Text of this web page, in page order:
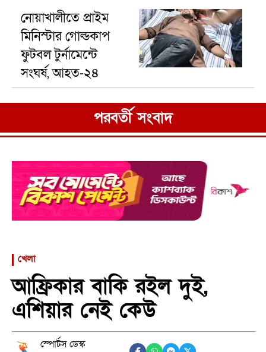
নোয়াখালীতে প্রাইম
মিনিস্টার গোল্ডকাপ
ফুটবল টুর্নামেন্টে
সংঘর্ষ, আহত-২৪
পরবর্তী সংবাদ
খেলা
আফ্রিকার বাকি রইল দুই,
এশিয়ার নেই কেউ
স্পোর্টস ডেস্ক